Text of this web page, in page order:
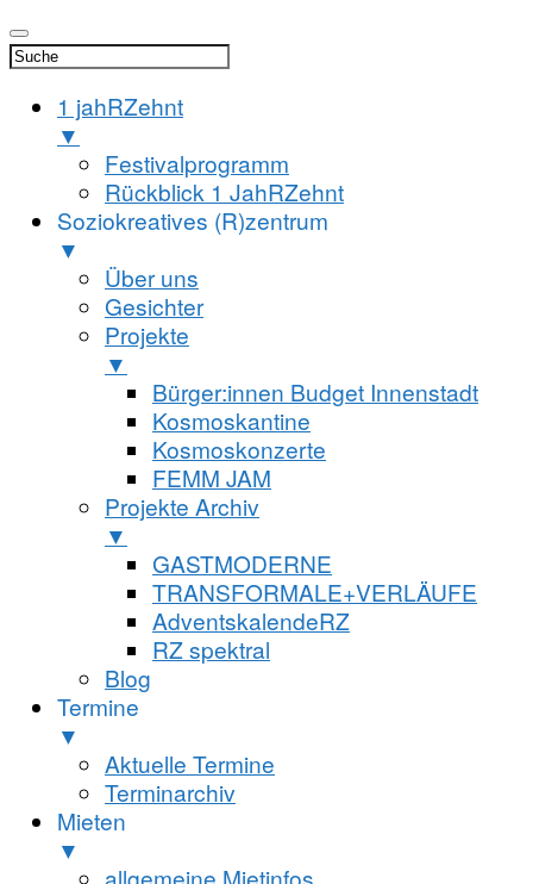
1 jahRZehnt
▼
Festivalprogramm
Rückblick 1 JahRZehnt
Soziokreatives (R)zentrum
▼
Über uns
Gesichter
Projekte
▼
Bürger:innen Budget Innenstadt
Kosmoskantine
Kosmoskonzerte
FEMM JAM
Projekte Archiv
▼
GASTMODERNE
TRANSFORMALE+VERLÄUFE
AdventskalendeRZ
RZ spektral
Blog
Termine
▼
Aktuelle Termine
Terminarchiv
Mieten
▼